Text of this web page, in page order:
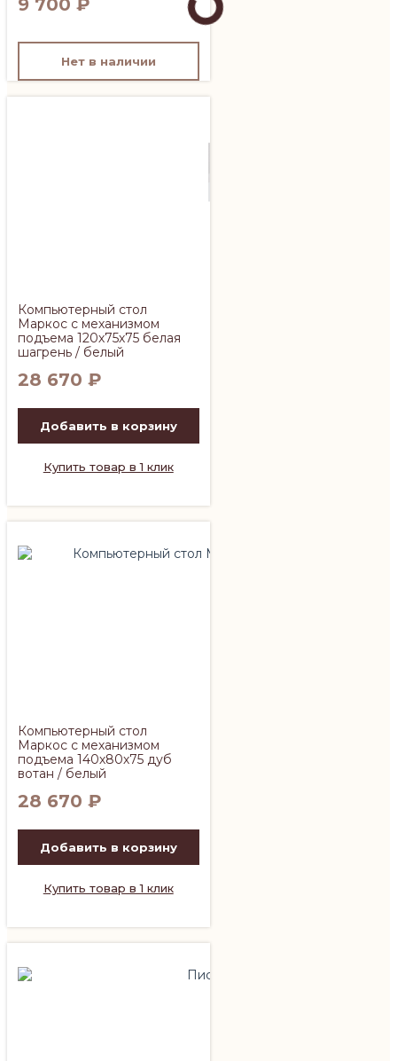
Нет в наличии
Компьютерный стол
Маркос с механизмом
подъема 120х75х75 белая
шагрень / белый
28 670 ₽
Добавить в корзину
Купить товар в 1 клик
Компьютерный стол
Маркос с механизмом
подъема 140х80х75 дуб
вотан / белый
28 670 ₽
Добавить в корзину
Купить товар в 1 клик